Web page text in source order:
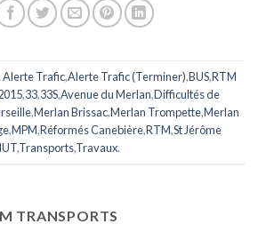
Alerte Trafic,Alerte Trafic (Terminer),BUS,RTM
,33,33S,Avenue du Merlan,Difficultés de
,Merlan Brissac,Merlan Trompette,Merlan
,MPM,Réformés Canebière,RTM,St Jérôme
IUT,Transports,Travaux.
TRANSPORTS